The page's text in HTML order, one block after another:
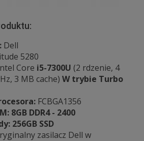
Dell
5280
Core i5-7300U (2 rdzenie, 4
3 MB cache) W trybie Turbo
FCBGA1356
8GB DDR4 - 2400
256GB SSD
zasilacz Dell w